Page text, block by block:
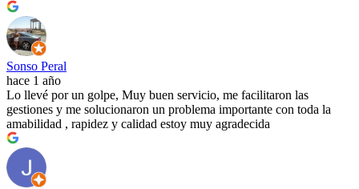
Sonso Peral
hace 1 año
Lo llevé por un golpe, Muy buen servicio, me facilitaron las
gestiones y me solucionaron un problema importante con toda la
amabilidad , rapidez y calidad estoy muy agradecida